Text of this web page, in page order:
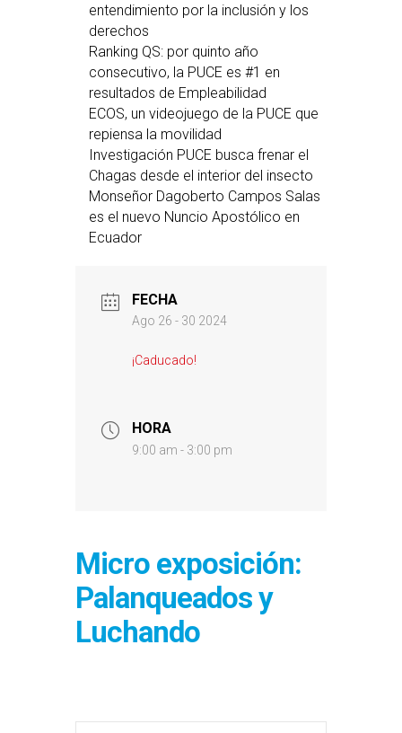
entendimiento por la inclusión y los
derechos
Ranking QS: por quinto año
consecutivo, la PUCE es #1 en
resultados de Empleabilidad
ECOS, un videojuego de la PUCE que
repiensa la movilidad
Investigación PUCE busca frenar el
Chagas desde el interior del insecto
Monseñor Dagoberto Campos Salas
es el nuevo Nuncio Apostólico en
Ecuador
FECHA
Ago 26 - 30 2024
¡Caducado!
HORA
9:00 am - 3:00 pm
Micro exposición:
Palanqueados y
Luchando